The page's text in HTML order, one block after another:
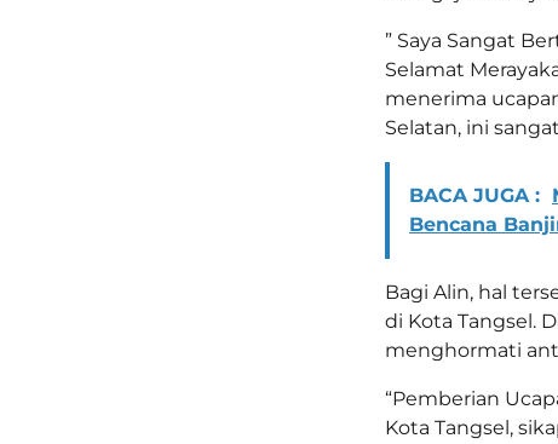
” Saya Sangat
Selamat
menerima
Selatan, ini
BACA JUGA :
Bencana
Bagi Alin, hal
di Kota Tangsel.
menghormati
“Pemberian
Kota Tangsel,